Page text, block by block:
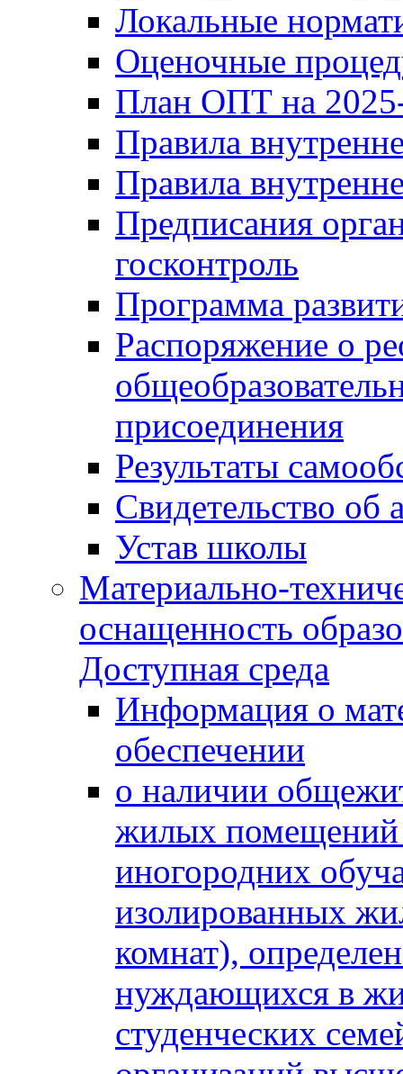
Локальные
Оценочные
План ОПТ на
Правила
Правила
Предписания
госконтроль
Программа
Распоряжение о
присоединения
Результаты
Свидетельство об
Устав школы
Материально-
оснащенность
Доступная среда
Информация о
обеспечении
о наличии
жилых помещений
иногородних
изолированных
комнат),
нуждающихся в
студенческих